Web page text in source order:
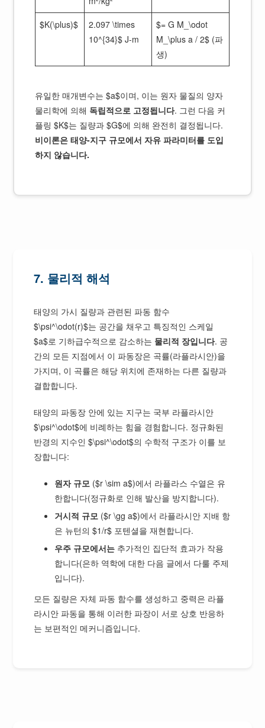
$K(\plus)$
2.097 \times
10^{34}$ J-m
$= G M_\odot
M_\plus a / 2$ (파
생)
유일한 매개변수는 $a$이며, 이는 원자 물질의 양자
물리학에 의해 독립적으로 고정됩니다. 그런 다음 커
플링 $K$는 질량과 $G$에 의해 완전히 결정됩니다.
비이론은 태양-지구 규모에서 자유 파라미터를 도입
하지 않습니다.
7. 물리적 해석
태양의 가시 질량과 관련된 파동 함수
$\psi^\odot(r)$는 공간을 채우고 특징적인 스케일
$a$로 기하급수적으로 감소하는 물리적 장입니다. 공
간의 모든 지점에서 이 파동장은 곡률(라플라시안)을
가지며, 이 곡률은 해당 위치에 존재하는 다른 질량과
결합합니다.
태양의 파동장 안에 있는 지구는 국부 라플라시안
$\psi^\odot$에 비례하는 힘을 경험합니다. 정규화된
반경의 지수인 $\psi^\odot$의 수학적 구조가 이를 보
장합니다:
원자 규모 ($r \sim a$)에서 라플라스 수열은 유
한합니다(정규화로 인해 발산을 방지합니다).
거시적 규모 ($r \gg a$)에서 라플라시안 지배 항
은 뉴턴의 $1/r$ 포텐셜을 재현합니다.
우주 규모에서는 추가적인 집단적 효과가 작용
합니다(은하 역학에 대한 다음 글에서 다룰 주제
입니다).
모든 질량은 자체 파동 함수를 생성하고 중력은 라플
라시안 파동을 통해 이러한 파장이 서로 상호 반응하
는 보편적인 메커니즘입니다.